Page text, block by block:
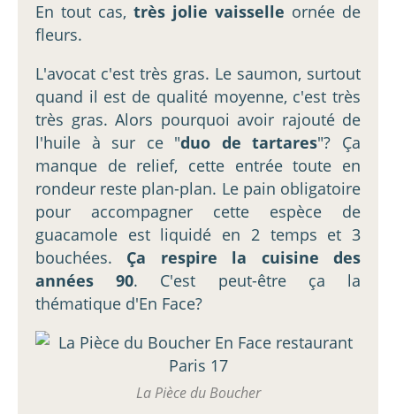
En tout cas, très jolie vaisselle ornée de
fleurs.
L'avocat c'est très gras. Le saumon, surtout
quand il est de qualité moyenne, c'est très
très gras. Alors pourquoi avoir rajouté de
l'huile à sur ce "duo de tartares"? Ça
manque de relief, cette entrée toute en
rondeur reste plan-plan. Le pain obligatoire
pour accompagner cette espèce de
guacamole est liquidé en 2 temps et 3
bouchées. Ça respire la cuisine des
années 90. C'est peut-être ça la
thématique d'En Face?
La Pièce du Boucher